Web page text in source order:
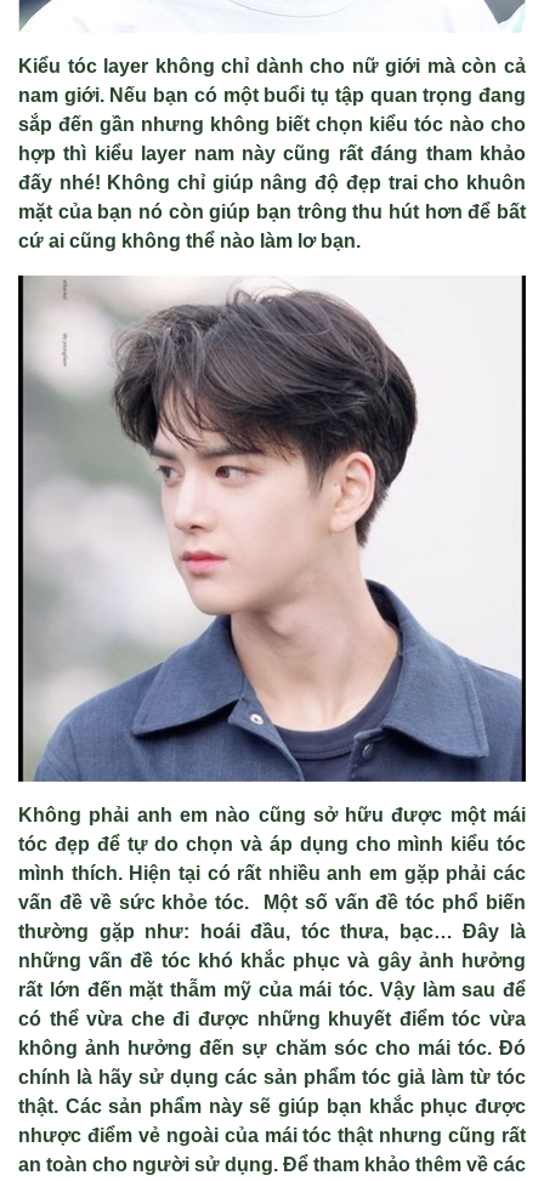
Kiểu tóc layer không chỉ dành cho nữ giới mà còn cả
nam giới. Nếu bạn có một buổi tụ tập quan trọng đang
sắp đến gần nhưng không biết chọn kiểu tóc nào cho
hợp thì kiểu layer nam này cũng rất đáng tham khảo
đấy nhé! Không chỉ giúp nâng độ đẹp trai cho khuôn
mặt của bạn nó còn giúp bạn trông thu hút hơn để bất
cứ ai cũng không thể nào làm lơ bạn.
Không phải anh em nào cũng sở hữu được một mái
tóc đẹp để tự do chọn và áp dụng cho mình kiểu tóc
mình thích. Hiện tại có rất nhiều anh em gặp phải các
vấn đề về sức khỏe tóc. Một số vấn đề tóc phổ biến
thường gặp như: hoái đầu, tóc thưa, bạc… Đây là
những vấn đề tóc khó khắc phục và gây ảnh hưởng
rất lớn đến mặt thẫm mỹ của mái tóc. Vậy làm sau để
có thể vừa che đi được những khuyết điểm tóc vừa
không ảnh hưởng đến sự chăm sóc cho mái tóc. Đó
chính là hãy sử dụng các sản phẩm tóc giả làm từ tóc
thật. Các sản phẩm này sẽ giúp bạn khắc phục được
nhược điểm vẻ ngoài của mái tóc thật nhưng cũng rất
an toàn cho người sử dụng. Để tham khảo thêm về các